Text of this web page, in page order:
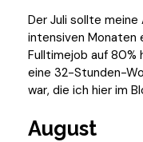
Der Juli sollte
intensiven Monaten
Fulltimejob auf 80%
eine 32-Stunden-
war, die ich hier im
August